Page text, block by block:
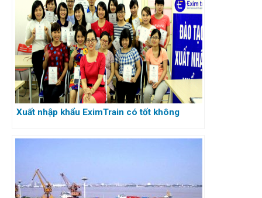
Xuất nhập khẩu EximTrain có tốt không